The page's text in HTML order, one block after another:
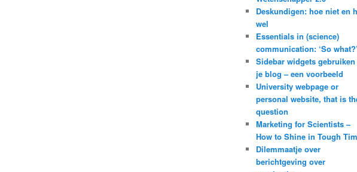
Deskundigen: hoe niet en
wel
Essentials in (science)
communication: ‘So what?’
Sidebar widgets
je blog – een voorbeeld
University webpage or
personal website, that is
question
Marketing for Scientists –
How to Shine in Tough
Dilemmaatje over
berichtgeving over